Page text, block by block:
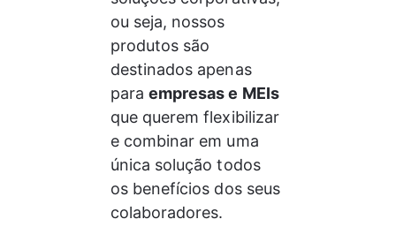
ou seja, nossos
produtos são
destinados apenas
para empresas e MEIs
que querem flexibilizar
e combinar em uma
única solução todos
os benefícios dos seus
colaboradores.